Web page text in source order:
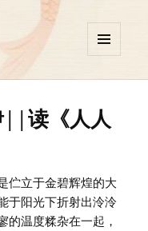
挂件
||读《人人
伫立于金碧辉煌的大
于阳光下折射出泠泠
的温度糅杂在一起，